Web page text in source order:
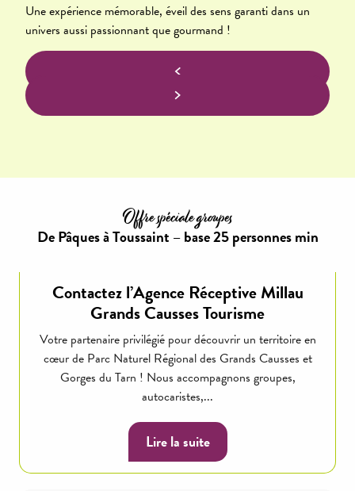
Une expérience mémorable, éveil des sens garanti dans un
univers aussi passionnant que gourmand !
Offre spéciale groupes
De Pâques à Toussaint – base 25 personnes min
Contactez l’Agence Réceptive Millau
Grands Causses Tourisme
Votre partenaire privilégié pour découvrir un territoire en
cœur de Parc Naturel Régional des Grands Causses et
Gorges du Tarn ! Nous accompagnons groupes,
autocaristes,...
Lire la suite